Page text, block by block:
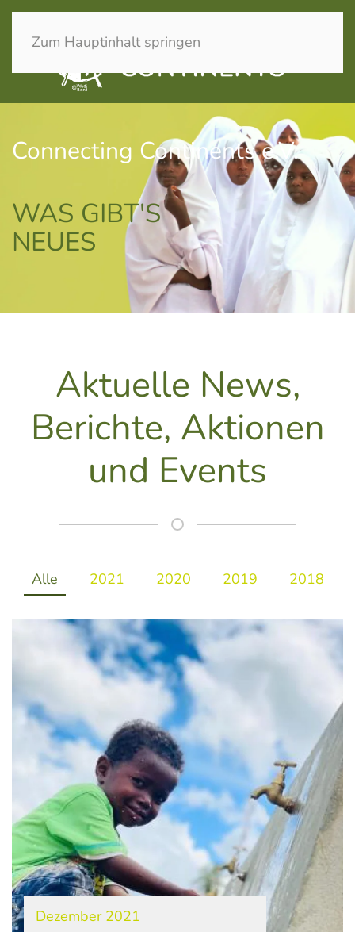
Zum Hauptinhalt springen
Connecting Continents e.V.
WAS GIBT'S
NEUES
Aktuelle News,
Berichte, Aktionen
und Events
Alle 2021 2020 2019 2018
Dezember 2021